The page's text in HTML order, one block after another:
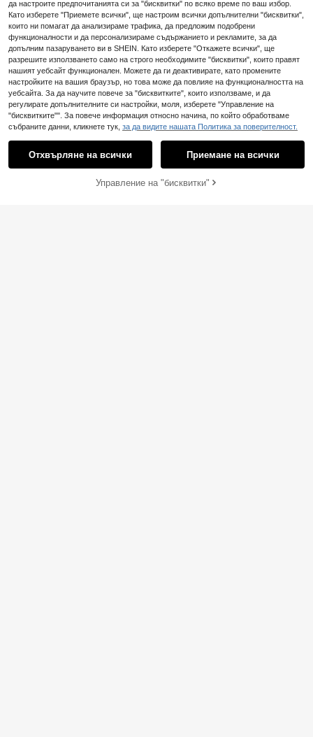
лорален принт за лятото
Пазарувай сега ДОБАВИ В КОЛИЧКАТА
да настроите предпочитанията си за "бисквитки" по всяко време по ваш избор.
Като изберете "Приемете всички", ще настроим всички допълнителни "бисквитки",
които ни помагат да анализираме трафика, да предложим подобрени
функционалности и да персонализираме съдържанието и рекламите, за да
допълним пазаруването ви в SHEIN. Като изберете "Откажете всички", ще
разрешите използването само на строго необходимите "бисквитки", които правят
нашият уебсайт функционален. Можете да ги деактивирате, като промените
настройките на вашия браузър, но това може да повлияе на функционалността на
уебсайта. За да научите повече за "бисквитките", които използваме, и да
регулирате допълнителните си настройки, моля, изберете "Управление на
"бисквитките"". За повече информация относно начина, по който обработваме
събраните данни, кликнете тук, за да видите нашата Политика за поверителност.
Отхвърляне на всички Приемане на всички
Управление на "бисквитки"